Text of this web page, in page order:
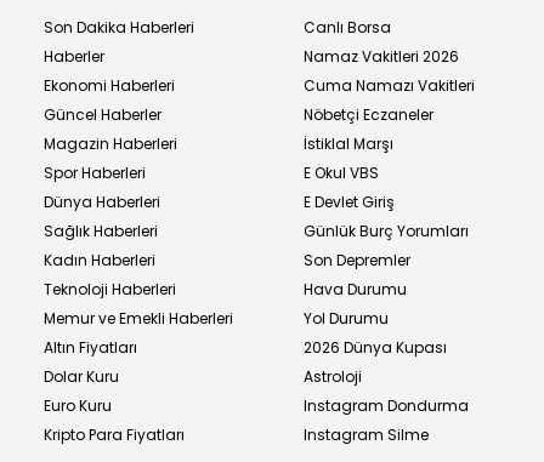
Son Dakika Haberleri
Haberler
Ekonomi Haberleri
Güncel Haberler
Magazin Haberleri
Spor Haberleri
Dünya Haberleri
Sağlık Haberleri
Kadın Haberleri
Teknoloji Haberleri
Memur ve Emekli Haberleri
Altın Fiyatları
Dolar Kuru
Euro Kuru
Kripto Para Fiyatları
Canlı Borsa
Namaz Vakitleri 2026
Cuma Namazı Vakitleri
Nöbetçi Eczaneler
İstiklal Marşı
E Okul VBS
E Devlet Giriş
Günlük Burç Yorumları
Son Depremler
Hava Durumu
Yol Durumu
2026 Dünya Kupası
Astroloji
Instagram Dondurma
Instagram Silme